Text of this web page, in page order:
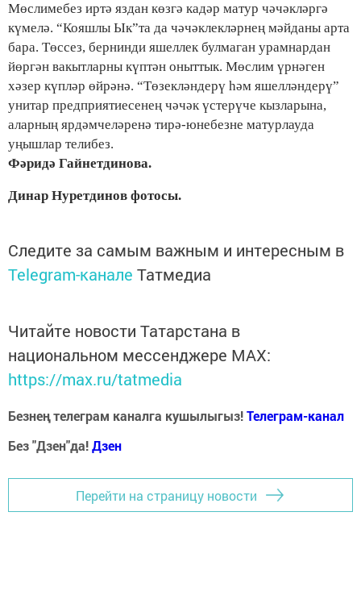
Мөслимебез иртә яздан көзгә кадәр матур чәчәкләргә
күмелә. “Кояшлы Ык”та да чәчәклекләрнең мәйданы арта
бара. Төссез, бернинди яшеллек булмаган урамнардан
йөргән вакытларны күптән оныттык. Мөслим үрнәген
хәзер күпләр өйрәнә. “Төзекләндерү һәм яшелләндерү”
унитар предприятиесенең чәчәк үстерүче кызларына,
аларның ярдәмчеләренә тирә-юнебезне матурлауда
уңышлар телибез.
Фәридә Гайнетдинова.
Динар Нуретдинов фотосы.
Следите за самым важным и интересным в
Telegram-канале Татмедиа
Читайте новости Татарстана в
национальном мессенджере MАХ:
https://max.ru/tatmedia
Безнең телеграм каналга кушылыгыз!Телеграм-канал
Без "Дзен"да!Дзен
Перейти на страницу новости